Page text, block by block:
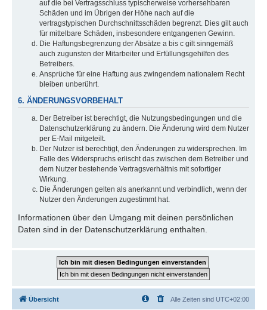
auf die bei Vertragsschluss typischerweise vorhersehbaren
Schäden und im Übrigen der Höhe nach auf die
vertragstypischen Durchschnittsschäden begrenzt. Dies gilt auch
für mittelbare Schäden, insbesondere entgangenen Gewinn.
Die Haftungsbegrenzung der Absätze a bis c gilt sinngemäß
auch zugunsten der Mitarbeiter und Erfüllungsgehilfen des
Betreibers.
Ansprüche für eine Haftung aus zwingendem nationalem Recht
bleiben unberührt.
6. ÄNDERUNGSVORBEHALT
Der Betreiber ist berechtigt, die Nutzungsbedingungen und die
Datenschutzerklärung zu ändern. Die Änderung wird dem Nutzer
per E-Mail mitgeteilt.
Der Nutzer ist berechtigt, den Änderungen zu widersprechen. Im
Falle des Widerspruchs erlischt das zwischen dem Betreiber und
dem Nutzer bestehende Vertragsverhältnis mit sofortiger
Wirkung.
Die Änderungen gelten als anerkannt und verbindlich, wenn der
Nutzer den Änderungen zugestimmt hat.
Informationen über den Umgang mit deinen persönlichen
Daten sind in der Datenschutzerklärung enthalten.
Übersicht Alle Zeiten sind UTC+02:00